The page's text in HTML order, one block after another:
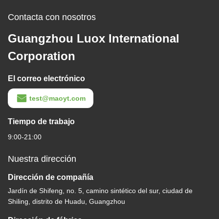
Contacta con nosotros
Guangzhou Luox International
Corporation
El correo electrónico
test@maoyt.com
Tiempo de trabajo
9:00-21:00
Nuestra dirección
Dirección de compañía
Jardín de Shifeng, no. 5, camino sintético del sur, ciudad de
Shiling, distrito de Huadu, Guangzhou